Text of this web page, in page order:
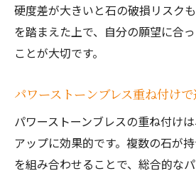
硬度差が大きいと石の破損リスク
を踏まえた上で、自分の願望に合
ことが大切です。
パワーストーンブレス重ね付け
パワーストーンブレスの重ね付け
アップに効果的です。複数の石が
を組み合わせることで、総合的な